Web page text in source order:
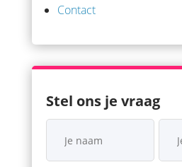
Contact
Stel ons je vraag